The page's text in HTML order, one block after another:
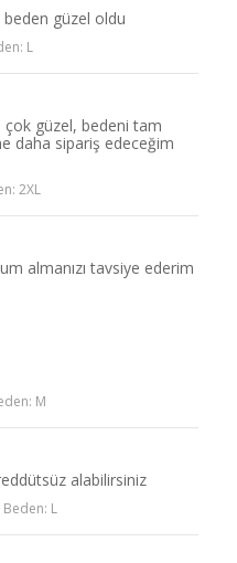
güzel oldu
L
çok güzel, bedeni tam
daha sipariş edeceğim
2XL
almanızı tavsiye ederim
M
alabilirsiniz
Beden: L